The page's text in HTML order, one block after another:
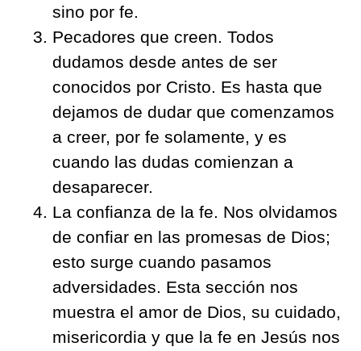
sino por fe.
Pecadores que creen. Todos
dudamos desde antes de ser
conocidos por Cristo. Es hasta que
dejamos de dudar que comenzamos
a creer, por fe solamente, y es
cuando las dudas comienzan a
desaparecer.
La confianza de la fe. Nos olvidamos
de confiar en las promesas de Dios;
esto surge cuando pasamos
adversidades. Esta sección nos
muestra el amor de Dios, su cuidado,
misericordia y que la fe en Jesús nos